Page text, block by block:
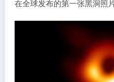
在全球发布的第一张黑洞照片